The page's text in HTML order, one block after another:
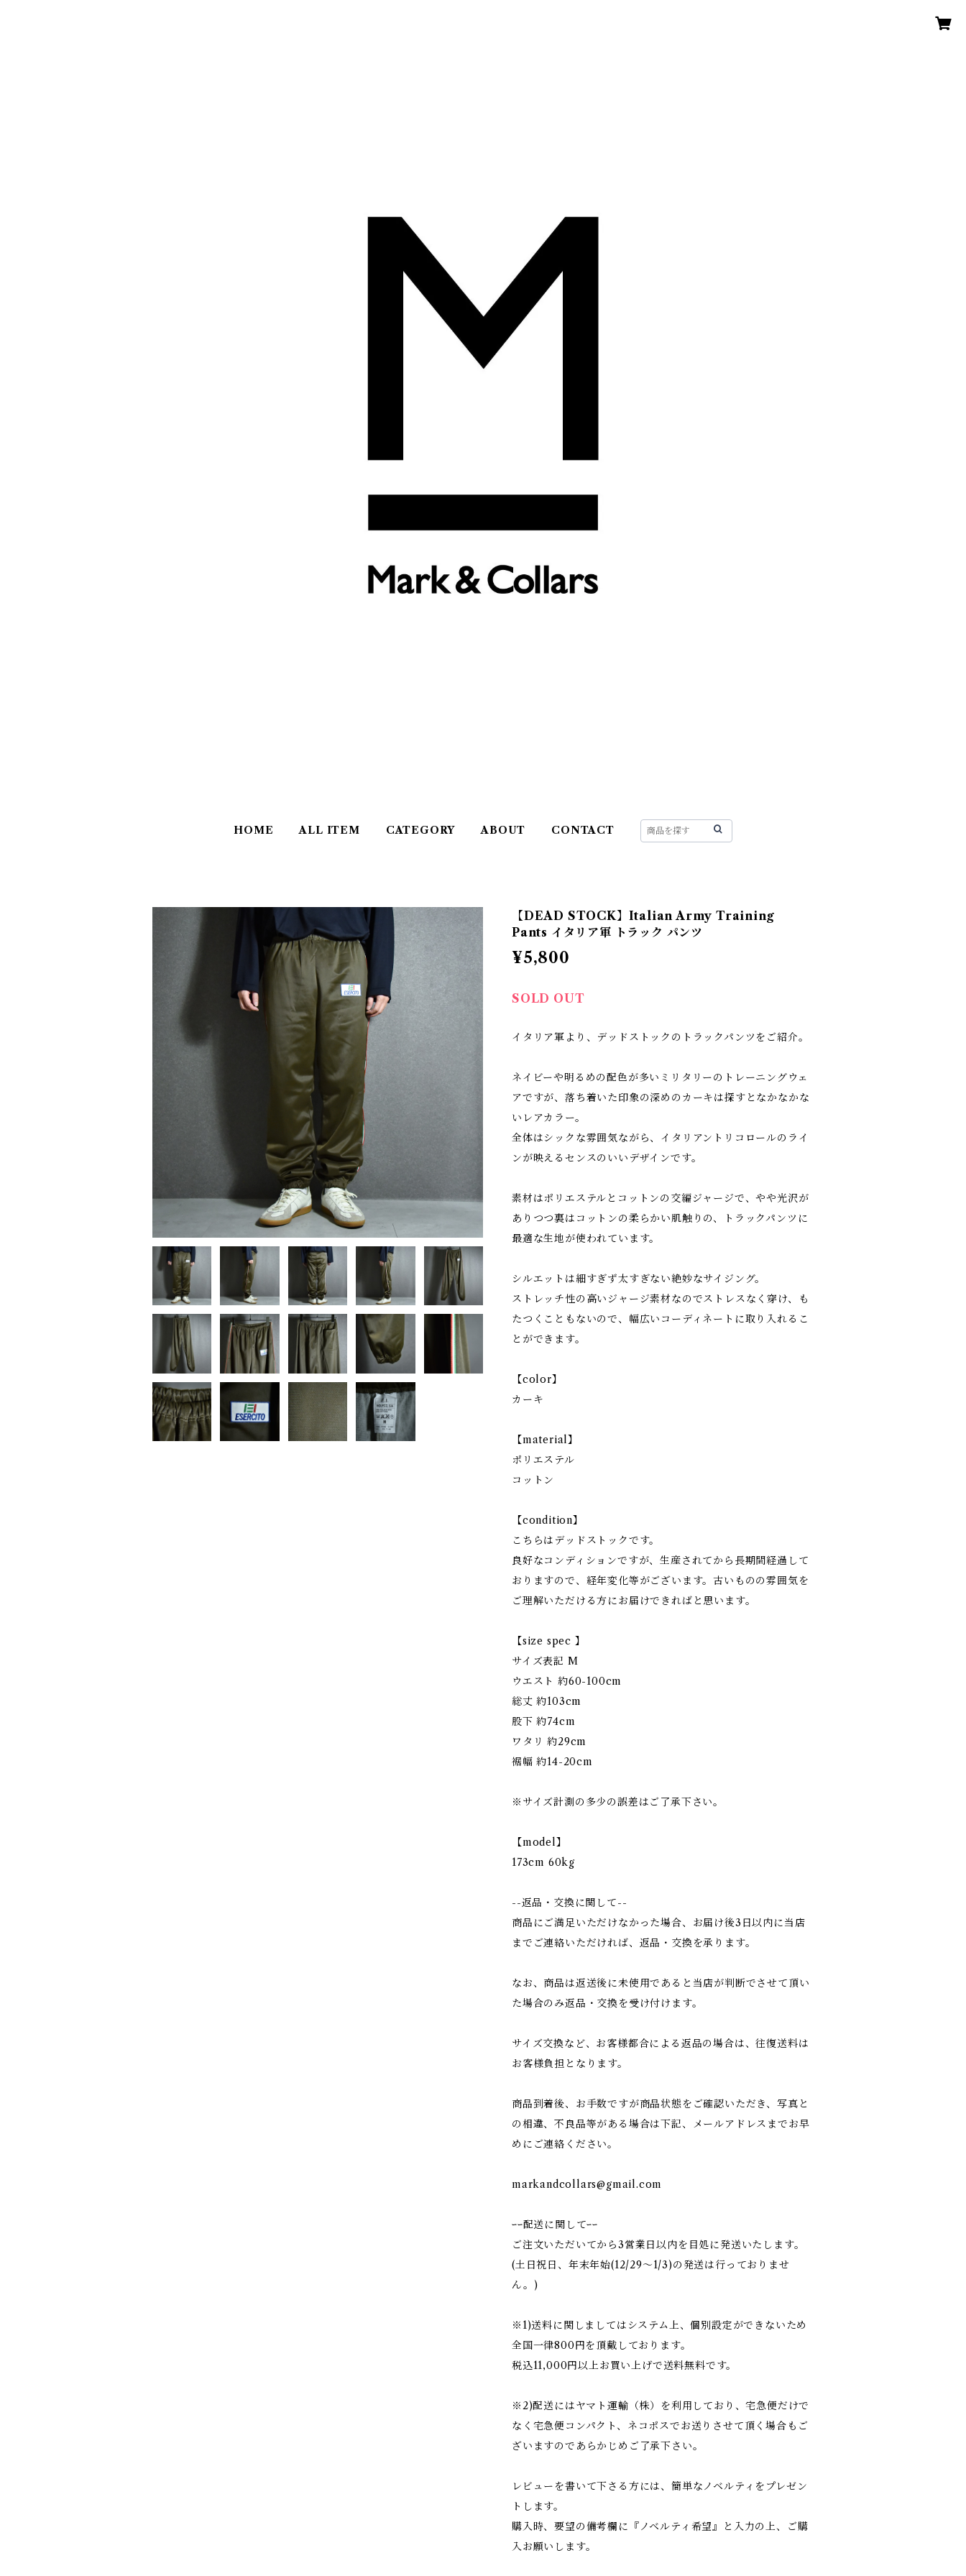
HOME ALL ITEM CATEGORY ABOUT CONTACT
【DEAD STOCK】Italian Army Training
Pants イタリア軍 トラック パンツ
¥5,800
SOLD OUT
イタリア軍より、デッドストックのトラックパンツをご紹介。
ネイビーや明るめの配色が多いミリタリーのトレーニングウェ
アですが、落ち着いた印象の深めのカーキは探すとなかなかな
いレアカラー。
全体はシックな雰囲気ながら、イタリアントリコロールのライ
ンが映えるセンスのいいデザインです。
素材はポリエステルとコットンの交編ジャージで、やや光沢が
ありつつ裏はコットンの柔らかい肌触りの、トラックパンツに
最適な生地が使われています。
シルエットは細すぎず太すぎない絶妙なサイジング。
ストレッチ性の高いジャージ素材なのでストレスなく穿け、も
たつくこともないので、幅広いコーディネートに取り入れるこ
とができます。
【color】
カーキ
【material】
ポリエステル
コットン
【condition】
こちらはデッドストックです。
良好なコンディションですが、生産されてから長期間経過して
おりますので、経年変化等がございます。古いものの雰囲気を
ご理解いただける方にお届けできればと思います。
【size spec 】
サイズ表記 M
ウエスト 約60-100cm
総丈 約103cm
股下 約74cm
ワタリ 約29cm
裾幅 約14-20cm
※サイズ計測の多少の誤差はご了承下さい。
【model】
173cm 60kg
--返品・交換に関して--
商品にご満足いただけなかった場合、お届け後3日以内に当店
までご連絡いただければ、返品・交換を承ります。
なお、商品は返送後に未使用であると当店が判断でさせて頂い
た場合のみ返品・交換を受け付けます。
サイズ交換など、お客様都合による返品の場合は、往復送料は
お客様負担となります。
商品到着後、お手数ですが商品状態をご確認いただき、写真と
の相違、不良品等がある場合は下記、メールアドレスまでお早
めにご連絡ください。
markandcollars@gmail.com
ｰｰ配送に関してｰｰ
ご注文いただいてから3営業日以内を目処に発送いたします。
(土日祝日、年末年始(12/29〜1/3)の発送は行っておりませ
ん。)
※1)送料に関しましてはシステム上、個別設定ができないため
全国一律800円を頂戴しております。
税込11,000円以上お買い上げで送料無料です。
※2)配送にはヤマト運輸（株）を利用しており、宅急便だけで
なく宅急便コンパクト、ネコポスでお送りさせて頂く場合もご
ざいますのであらかじめご了承下さい。
レビューを書いて下さる方には、簡単なノベルティをプレゼン
トします。
購入時、要望の備考欄に『ノベルティ希望』と入力の上、ご購
入お願いします。